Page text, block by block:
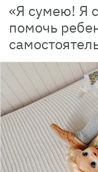
«Я сумею! Я
помочь